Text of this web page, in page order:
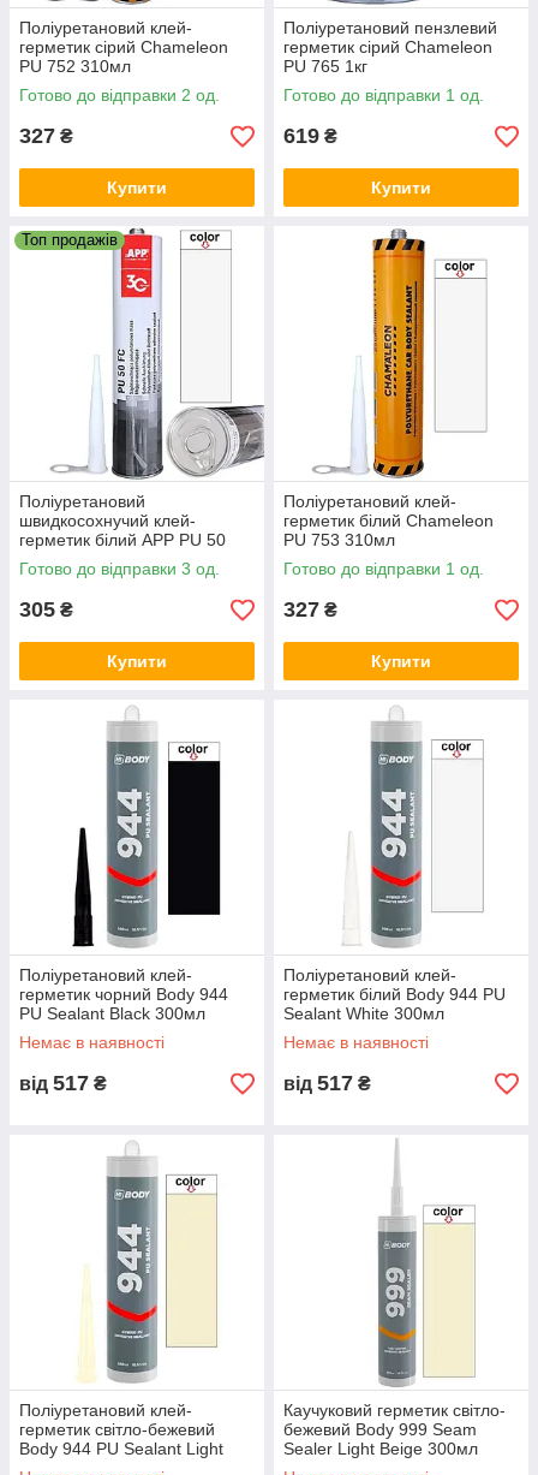
Поліуретановий клей-
герметик сірий Chameleon
PU 752 310мл
Готово до відправки 2 од.
327 ₴
Купити
Поліуретановий пензлевий
герметик сірий Chameleon
PU 765 1кг
Готово до відправки 1 од.
619 ₴
Купити
Топ продажів
Поліуретановий
швидкосохнучий клей-
герметик білий APP PU 50
Fast Cure 310мл
Готово до відправки 3 од.
305 ₴
Купити
Поліуретановий клей-
герметик білий Chameleon
PU 753 310мл
Готово до відправки 1 од.
327 ₴
Купити
Поліуретановий клей-
герметик чорний Body 944
PU Sealant Black 300мл
Немає в наявності
від 517 ₴
Поліуретановий клей-
герметик білий Body 944 PU
Sealant White 300мл
Немає в наявності
від 517 ₴
Поліуретановий клей-
герметик світло-бежевий
Body 944 PU Sealant Light
Beige 300мл
Каучуковий герметик світло-
бежевий Body 999 Seam
Sealer Light Beige 300мл